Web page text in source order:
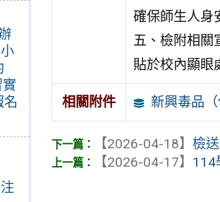
實
名
確保師生人身
五、檢附相關
貼於校內顯眼
相關附件 新興毒品
【2026-04-18】檢
【2026-04-17】 114